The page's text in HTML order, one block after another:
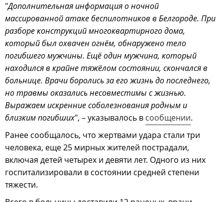
"Дополнительная информация о ночной
массированной атаке беспилотников в Белгороде. При
разборе конструкций многоквартирного дома,
который был охвачен огнём, обнаружено тело
погибшего мужчины. Ещё один мужчина, который
находился в крайне тяжёлом состоянии, скончался в
больнице. Врачи боролись за его жизнь до последнего,
но травмы оказались несовместимы с жизнью.
Выражаем искренние соболезнования родным и
близким погибших", – указывалось в сообщении.
Ранее сообщалось, что жертвами удара стали три
человека, еще 25 мирных жителей пострадали,
включая детей четырех и девяти лет. Одного из них
госпитализировали в состоянии средней степени
тяжести.